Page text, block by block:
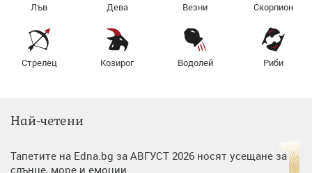
Лъв Дева Везни Скорпион
Стрелец Козирог Водолей Риби
Най-четени
Тапетите на Edna.bg за АВГУСТ 2026 носят усещане за
слънце, море и емоции